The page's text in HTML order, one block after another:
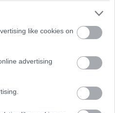
like cookies on
advertising
még még! »